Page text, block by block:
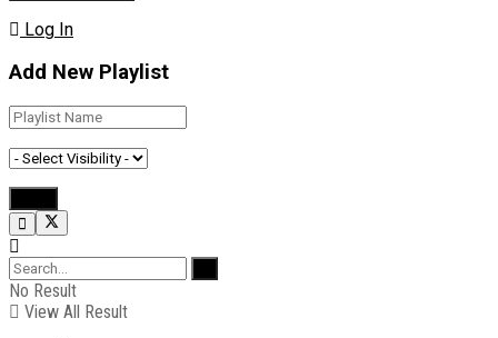
Log In
Add New Playlist
No Result
View All Result